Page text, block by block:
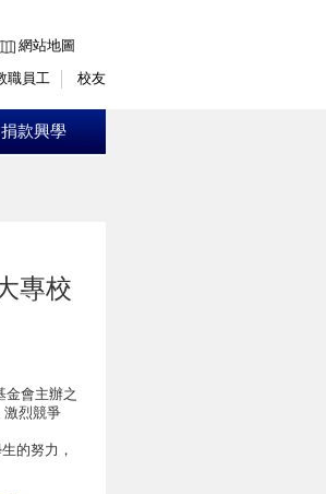
網站地圖
職員工 校友
捐款興學
專校
金會主辦之
激烈競爭
的努力，